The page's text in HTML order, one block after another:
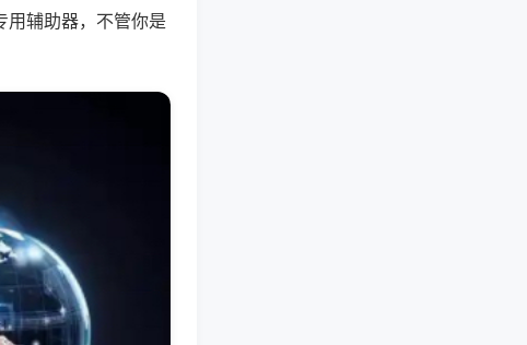
用辅助器，不管你是